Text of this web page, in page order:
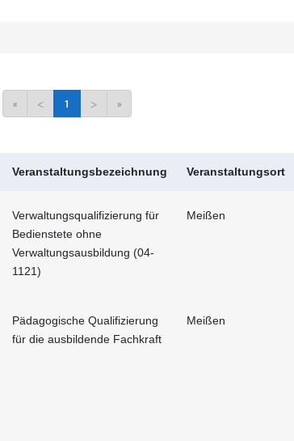
« < 1 > »
Veranstaltungsbezeichnung Veranstaltungsort
Verwaltungsqualifizierung für
Bedienstete ohne
Verwaltungsausbildung (04-
1121)
Meißen
Pädagogische Qualifizierung
für die ausbildende Fachkraft
Meißen